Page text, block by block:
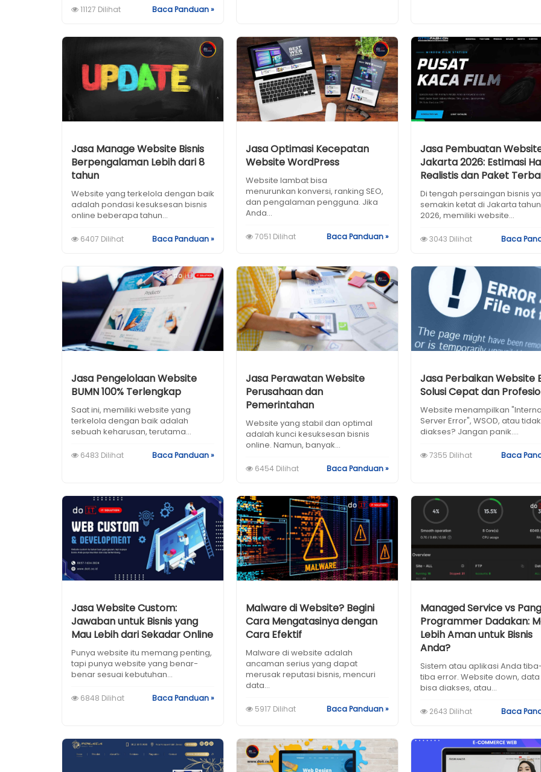
11127 Dilihat Baca Panduan »
Jasa Manage Website Bisnis
Berpengalaman Lebih dari 8
tahun
Website yang terkelola dengan baik
adalah pondasi kesuksesan bisnis
online beberapa tahun...
6407 Dilihat Baca Panduan »
Jasa Optimasi Kecepatan
Website WordPress
Website lambat bisa
menurunkan konversi, ranking SEO,
dan pengalaman pengguna. Jika
Anda...
7051 Dilihat Baca Panduan »
Jasa Pembuatan
Jakarta 2026: Estimasi
Realistis dan Paket
Di tengah persaingan bisnis
semakin ketat di Jakarta tahun
2026, memiliki website...
3043 Dilihat Baca
Jasa Pengelolaan Website
BUMN 100% Terlengkap
Saat ini, memiliki website yang
terkelola dengan baik adalah
sebuah keharusan, terutama...
6483 Dilihat Baca Panduan »
Jasa Perawatan Website
Perusahaan dan
Pemerintahan
Website yang stabil dan optimal
adalah kunci kesuksesan bisnis
online. Namun, banyak...
6454 Dilihat Baca Panduan »
Jasa Perbaikan Website
Solusi Cepat dan
Website menampilkan
Server Error", WSOD, atau
diakses? Jangan panik....
7355 Dilihat Baca
Jasa Website Custom:
Jawaban untuk Bisnis yang
Mau Lebih dari Sekadar Online
Punya website itu memang penting,
tapi punya website yang benar-
benar sesuai kebutuhan...
6848 Dilihat Baca Panduan »
Malware di Website? Begini
Cara Mengatasinya dengan
Cara Efektif
Malware di website adalah
ancaman serius yang dapat
merusak reputasi bisnis, mencuri
data...
5917 Dilihat Baca Panduan »
Managed Service vs
Programmer Dadakan:
Lebih Aman untuk Bisnis
Anda?
Sistem atau aplikasi Anda
tiba error. Website down,
bisa diakses, atau...
2643 Dilihat Baca